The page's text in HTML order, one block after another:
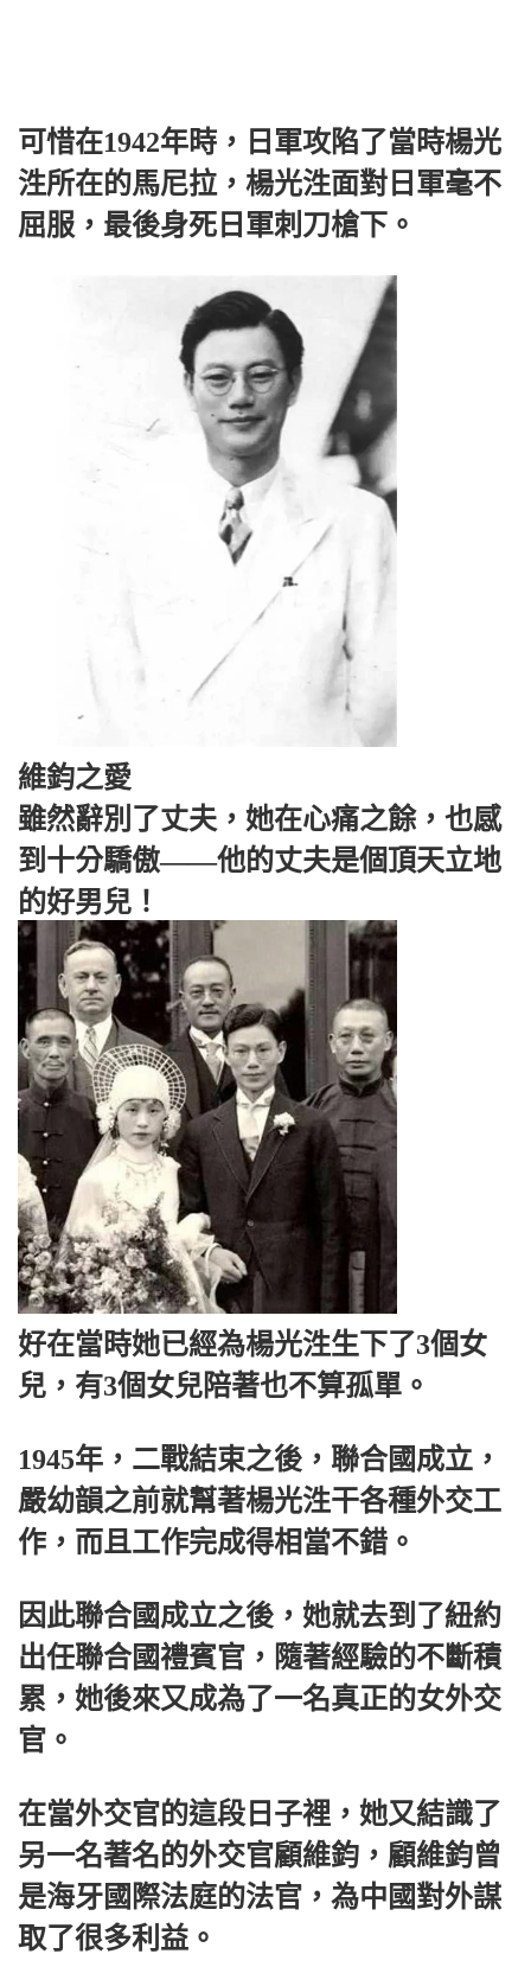
可惜在1942年時，日軍攻陷了當時楊光
泩所在的馬尼拉，楊光泩面對日軍毫不
屈服，最後身死日軍刺刀槍下。
維鈞之愛
雖然辭別了丈夫，她在心痛之餘，也感
到十分驕傲——他的丈夫是個頂天立地
的好男兒！
好在當時她已經為楊光泩生下了3個女
兒，有3個女兒陪著也不算孤單。
1945年，二戰結束之後，聯合國成立，
嚴幼韻之前就幫著楊光泩干各種外交工
作，而且工作完成得相當不錯。
因此聯合國成立之後，她就去到了紐約
出任聯合國禮賓官，隨著經驗的不斷積
累，她後來又成為了一名真正的女外交
官。
在當外交官的這段日子裡，她又結識了
另一名著名的外交官顧維鈞，顧維鈞曾
是海牙國際法庭的法官，為中國對外謀
取了很多利益。